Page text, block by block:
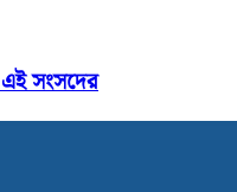
এই সংসদের